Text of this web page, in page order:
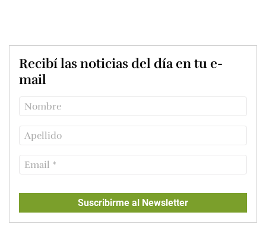
Recibí las noticias del día en tu e-
mail
Suscribirme al Newsletter